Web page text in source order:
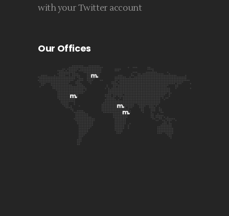
with your Twitter account
Our Offices